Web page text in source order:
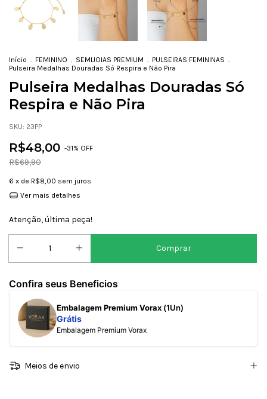
Início . FEMININO . SEMIJOIAS PREMIUM . PULSEIRAS FEMININAS .
Pulseira Medalhas Douradas Só Respira e Não Pira
Pulseira Medalhas Douradas Só
Respira e Não Pira
SKU: 23PP
R$48,00 -31% OFF
R$69,90
6 x de R$8,00 sem juros
Ver mais detalhes
Atenção, última peça!
Confira seus Beneficios
Embalagem Premium Vorax (1Un)
Grátis
Embalagem Premium Vorax
Meios de envio